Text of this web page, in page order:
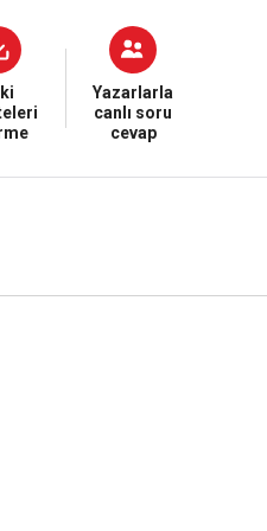
Yazarlarla
canlı soru
cevap
Namaz Vakitleri
Sesli Yayınlar